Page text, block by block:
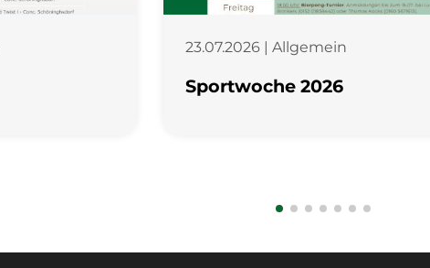
23.07.2026 | Allgemein
Sportwoche 2026